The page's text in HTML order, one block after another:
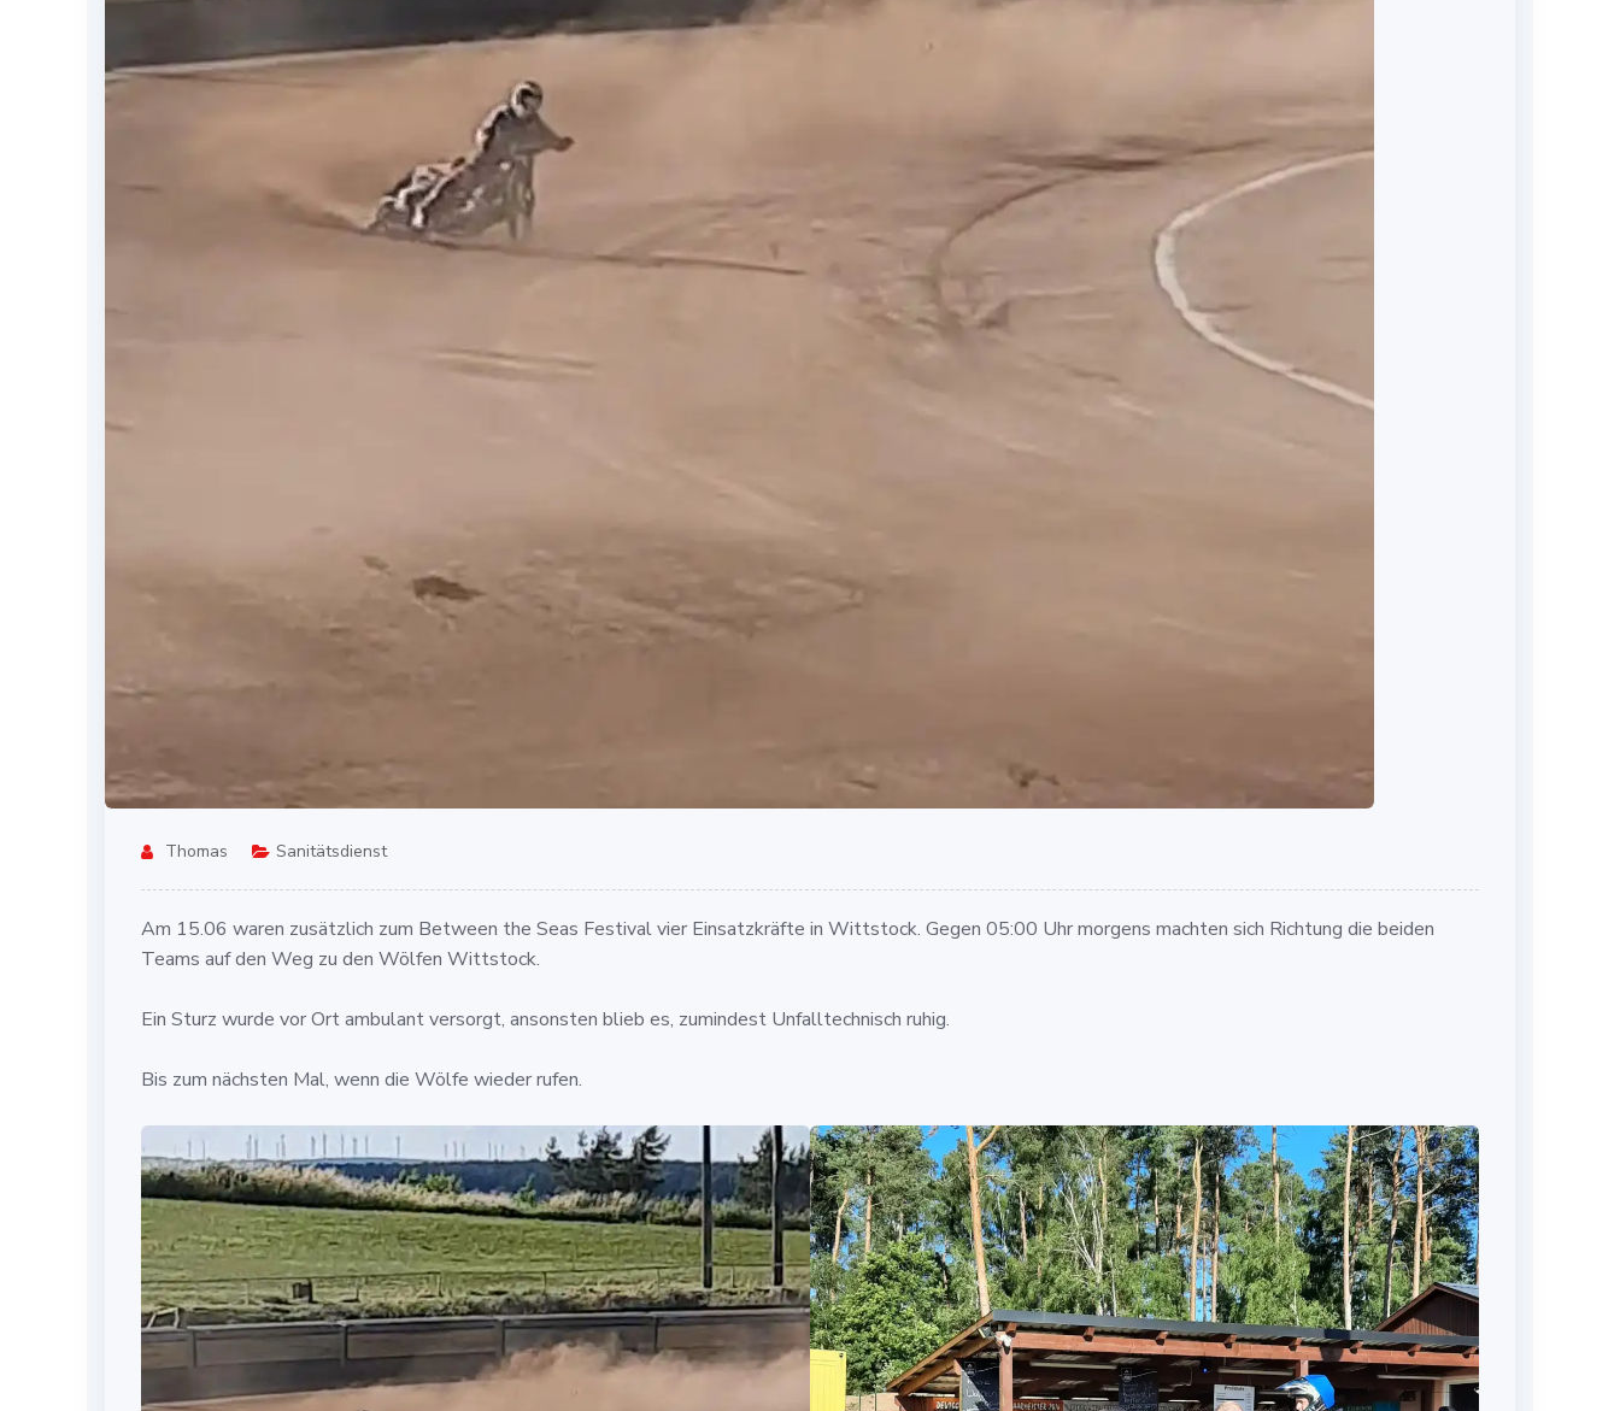
Thomas Sanitätsdienst
Am 15.06 waren zusätzlich zum Between the Seas Festival vier Einsatzkräfte in Wittstock. Gegen 05:00 Uhr morgens machten sich Richtung die beiden
Teams auf den Weg zu den Wölfen Wittstock.
Ein Sturz wurde vor Ort ambulant versorgt, ansonsten blieb es, zumindest Unfalltechnisch ruhig.
Bis zum nächsten Mal, wenn die Wölfe wieder rufen.